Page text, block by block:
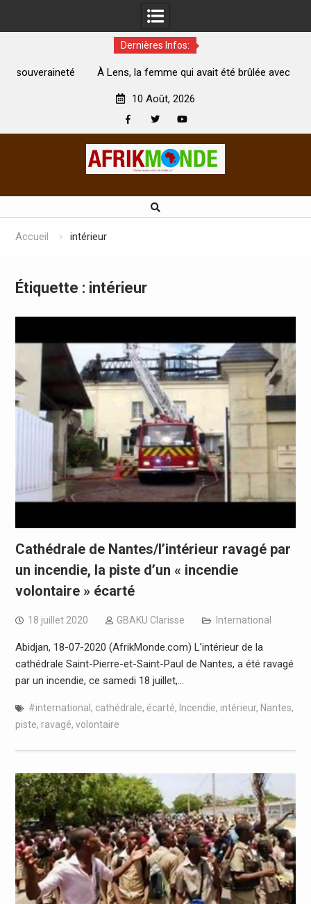
Dernières Infos:
À Lens, la femme qui avait été brûlée avec son bébé par
10 Août, 2026
Accueil intérieur
Étiquette : intérieur
Cathédrale de Nantes/l’intérieur ravagé par
un incendie, la piste d’un « incendie
volontaire » écarté
18 juillet 2020 GBAKU Clarisse International
Abidjan, 18-07-2020 (AfrikMonde.com) L’intérieur de la
cathédrale Saint-Pierre-et-Saint-Paul de Nantes, a été ravagé
par un incendie, ce samedi 18 juillet,…
#international , cathédrale, écarté, Incendie, intérieur, Nantes,
piste, ravagé, volontaire